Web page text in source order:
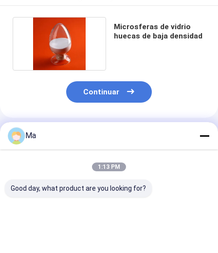
Microsferas de vidrio
huecas de baja densidad
Continuar
Productos Recomendados
Ma
1:13 PM
Good day, what product are you looking for?